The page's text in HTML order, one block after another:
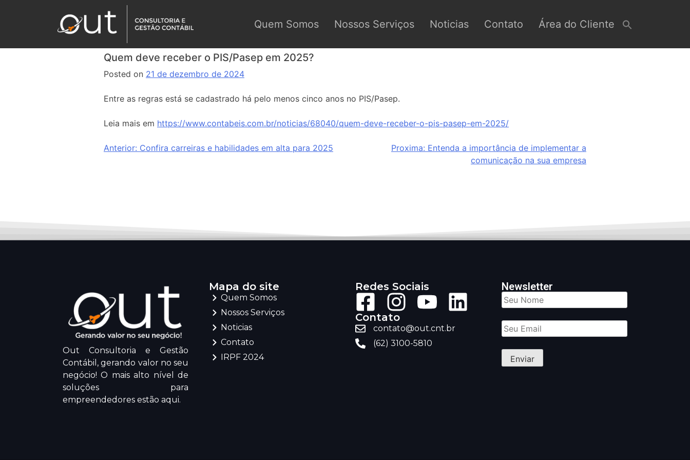
Quem Somos Nossos Serviços Noticias Contato Área do Cliente
Quem deve receber o PIS/Pasep em 2025?
Posted on 21 de dezembro de 2024
Entre as regras está se cadastrado há pelo menos cinco anos no PIS/Pasep.
Leia mais em https://www.contabeis.com.br/noticias/68040/quem-deve-receber-o-pis-pasep-em-2025/
Anterior: Confira carreiras e habilidades em alta para 2025 Proxima: Entenda a importância de implementar a
comunicação na sua empresa
Out Consultoria e Gestão
Contábil, gerando valor no seu
negócio! O mais alto nível de
soluções para
empreendedores estão aqui.
Mapa do site
Quem Somos
Nossos Serviços
Noticias
Contato
IRPF 2024
Redes Sociais
Contato
contato@out.cnt.br
(62) 3100-5810
Newsletter